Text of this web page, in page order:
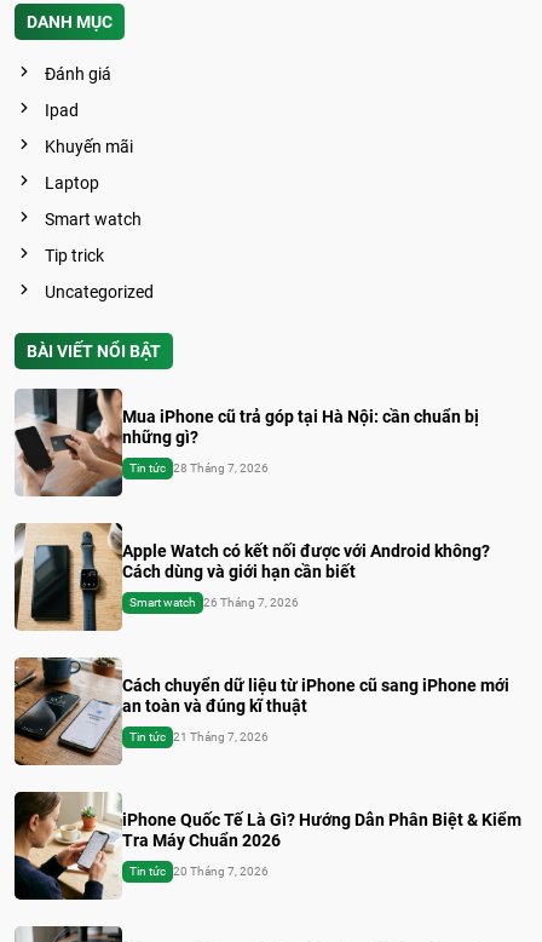
DANH MỤC
Đánh giá
Ipad
Khuyến mãi
Laptop
Smart watch
Tip trick
Uncategorized
BÀI VIẾT NỔI BẬT
Mua iPhone cũ trả góp tại Hà Nội: cần chuẩn bị
những gì?
Tin tức 28 Tháng 7, 2026
Apple Watch có kết nối được với Android không?
Cách dùng và giới hạn cần biết
Smart watch 26 Tháng 7, 2026
Cách chuyển dữ liệu từ iPhone cũ sang iPhone mới
an toàn và đúng kĩ thuật
Tin tức 21 Tháng 7, 2026
iPhone Quốc Tế Là Gì? Hướng Dẫn Phân Biệt & Kiểm
Tra Máy Chuẩn 2026
Tin tức 20 Tháng 7, 2026